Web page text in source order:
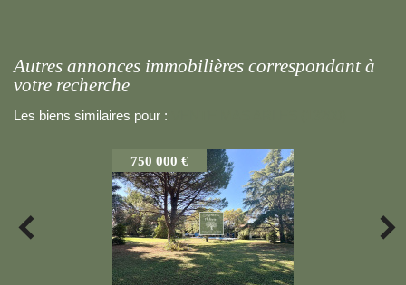
autres annonces immobilières correspondant à
votre recherche
Les biens similaires pour :
750 000 €